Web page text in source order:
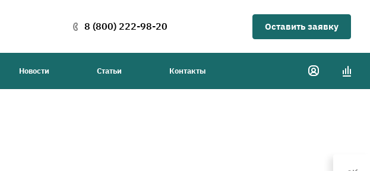
8 (800) 222-98-20 Оставить заявку
Новости Статьи Контакты